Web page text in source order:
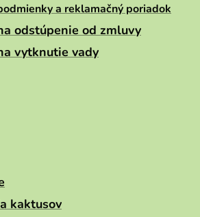
a reklamačný poriadok
odstúpenie od zmluvy
vytknutie vady
kaktusov